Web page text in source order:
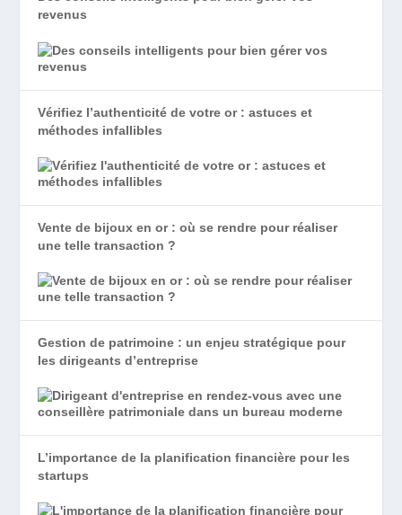
revenus
Vérifiez l’authenticité de votre or : astuces et
méthodes infallibles
Vente de bijoux en or : où se rendre pour réaliser
une telle transaction ?
Gestion de patrimoine : un enjeu stratégique pour
les dirigeants d’entreprise
L’importance de la planification financière pour les
startups